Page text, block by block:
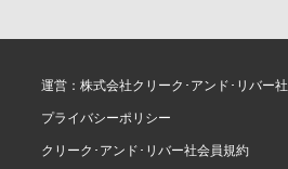
運営：株式会社クリーク･アンド･リバー社
プライバシーポリシー
クリーク･アンド･リバー社会員規約